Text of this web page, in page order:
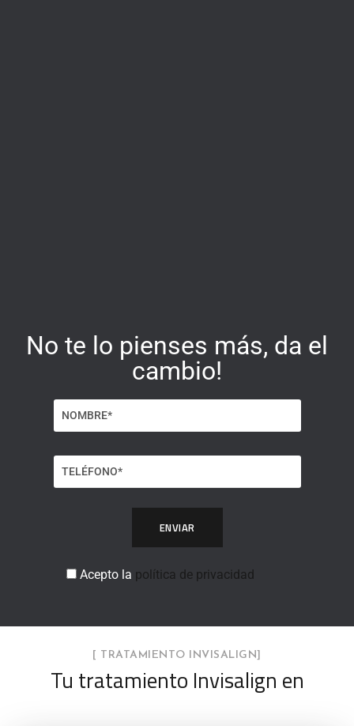
No te lo pienses más, da el
cambio!
ENVIAR
Acepto la política de privacidad
e
[ TRATAMIENTO INVISALIGN]
Tu tratamiento Invisalign en